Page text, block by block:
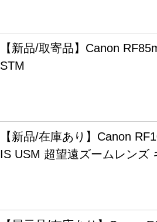
【新品/取寄品】Canon
STM
【新品/在庫あり】Canon
IS USM 超望遠ズームレンズ